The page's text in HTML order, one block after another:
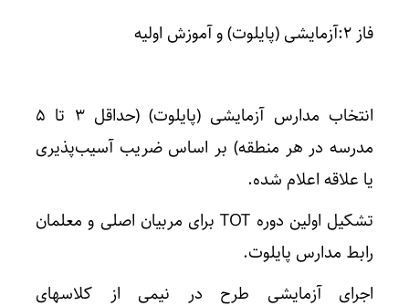
فاز ۲:آزمایشی (پایلوت) و آموزش اولیه
انتخاب مدارس آزمایشی (پایلوت) (حداقل ۳ تا ۵
مدرسه در هر منطقه) بر اساس ضریب آسیب‌پذیری
یا علاقه اعلام شده.
تشکیل اولین دوره TOT برای مربیان اصلی و معلمان
رابط مدارس پایلوت.
اجرای آزمایشی طرح در نیمی از کلاسهای